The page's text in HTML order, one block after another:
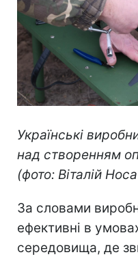
Українські
над створенням
(фото: Віталій
За словами
ефективні в
середовища, де